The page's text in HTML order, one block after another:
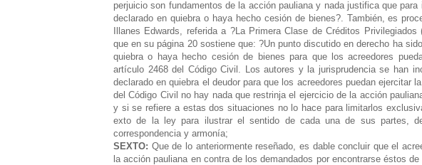
perjuicio son fundamentos de la acción pauliana y nada justifica que
declarado en quiebra o haya hecho cesión de bienes?. También, es
Illanes Edwards, referida a ?La Primera Clase de Créditos
que en su página 20 sostiene que: ?Un punto discutido en derecho ha
quiebra o haya hecho cesión de bienes para que los acreedores
artículo 2468 del Código Civil. Los autores y la jurisprudencia se han
declarado en quiebra el deudor para que los acreedores puedan ejercitar
del Código Civil no hay nada que restrinja el ejercicio de la acción
y si se refiere a estas dos situaciones no lo hace para limitarlos
exto de la ley para ilustrar el sentido de cada una de sus partes,
correspondencia y armonía;
SEXTO: Que de lo anteriormente reseñado, es dable concluir que el
la acción pauliana en contra de los demandados por encontrarse éstos